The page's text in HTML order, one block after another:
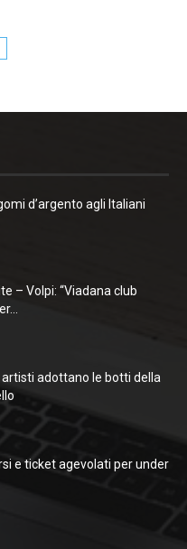
d’argento agli Italiani
– Volpi: “Viadana club
artisti adottano le botti della
e ticket agevolati per under